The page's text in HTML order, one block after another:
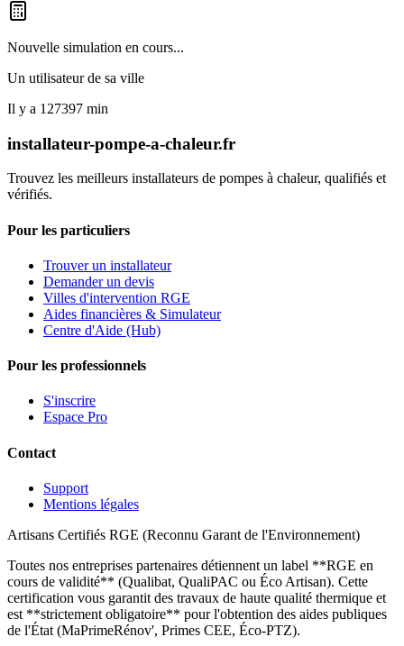
Nouvelle simulation en cours...
Un utilisateur de sa ville
Il y a 127397 min
installateur-pompe-a-chaleur.fr
Trouvez les meilleurs installateurs de pompes à chaleur, qualifiés et
vérifiés.
Pour les particuliers
Trouver un installateur
Demander un devis
Villes d'intervention RGE
Aides financières & Simulateur
Centre d'Aide (Hub)
Pour les professionnels
S'inscrire
Espace Pro
Contact
Support
Mentions légales
Artisans Certifiés RGE (Reconnu Garant de l'Environnement)
Toutes nos entreprises partenaires détiennent un label **RGE en
cours de validité** (Qualibat, QualiPAC ou Éco Artisan). Cette
certification vous garantit des travaux de haute qualité thermique et
est **strictement obligatoire** pour l'obtention des aides publiques
de l'État (MaPrimeRénov', Primes CEE, Éco-PTZ).